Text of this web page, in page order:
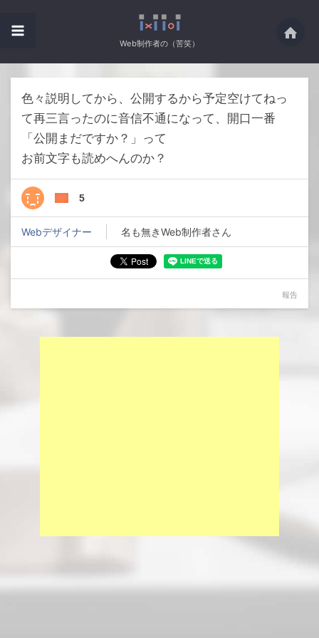
Web制作者の（苦笑）
色々説明してから、公開するから予定空けてねっ
て再三言ったのに音信不通になって、開口一番
「公開まだですか？」って
お前文字も読めへんのか？
5
Webデザイナー 名も無きWeb制作者さん
報告